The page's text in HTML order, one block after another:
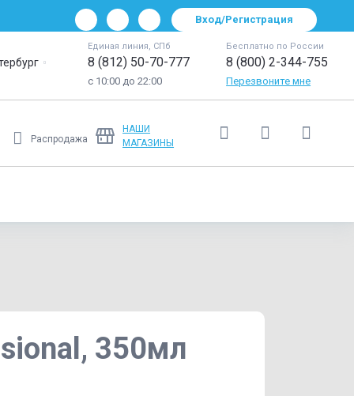
Вход/Регистрация
Единая линия, СПб
8 (812) 50-70-777
с 10:00 до 22:00
Бесплатно по России
8 (800) 2-344-755
Перезвоните мне
Распродажа
НАШИ
МАГАЗИНЫ
350мл